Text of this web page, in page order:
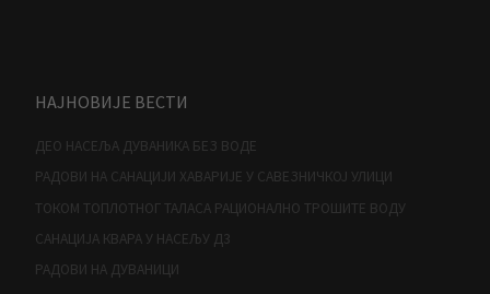
НАЈНОВИЈЕ ВЕСТИ
ДЕО НАСЕЉА ДУВАНИКА БЕЗ ВОДЕ
РАДОВИ НА САНАЦИЈИ ХАВАРИЈЕ У САВЕЗНИЧКОЈ УЛИЦИ
ТОКОМ ТОПЛОТНОГ ТАЛАСА РАЦИОНАЛНО ТРОШИТЕ ВОДУ
САНАЦИЈА КВАРА У НАСЕЉУ Д3
РАДОВИ НА ДУВАНИЦИ